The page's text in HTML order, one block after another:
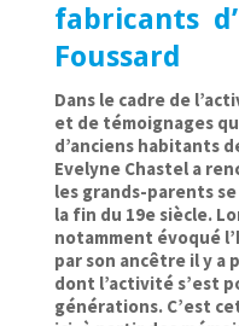
fabricants
Foussard
Dans le cadre de
et de témoignages
d’anciens habitants
Evelyne Chastel a
les grands-parents
la fin du 19e siècle.
notamment évoqué
par son ancêtre il y a
dont l’activité s’est
générations. C’est